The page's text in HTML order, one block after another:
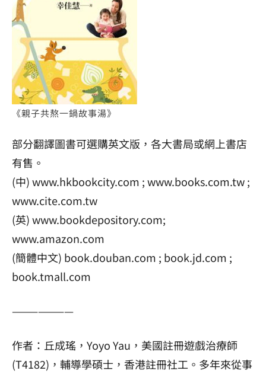
《親子共熬一鍋故事湯》
部分翻譯圖書可選購英文版，各大書局或網上書店
有售。
(中) www.hkbookcity.com ; www.books.com.tw ;
www.cite.com.tw
(英) www.bookdepository.com;
www.amazon.com
(簡體中文) book.douban.com ; book.jd.com ;
book.tmall.com
———————
作者：丘成瑤，Yoyo Yau，美國註冊遊戲治療師
(T4182)，輔導學碩士，香港註冊社工。多年來從事